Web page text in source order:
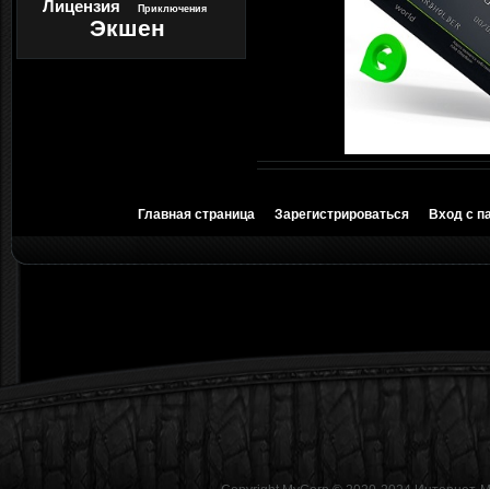
Лицензия Приключения
Экшен
Главная страница Зарегистрироваться Вход с